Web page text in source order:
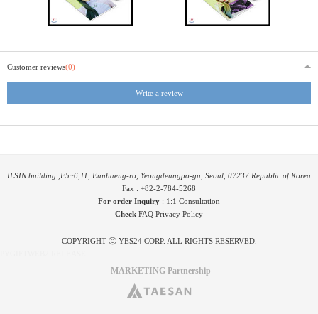
Customer reviews(0)
Write a review
ILSIN building ,F5~6,11, Eunhaeng-ro, Yeongdeungpo-gu, Seoul, 07237 Republic of Korea
Fax : +82-2-784-5268
For order Inquiry : 1:1 Consultation
Check FAQ Privacy Policy
COPYRIGHT ⓒ YES24 CORP. ALL RIGHTS RESERVED.
MARKETING Partnership